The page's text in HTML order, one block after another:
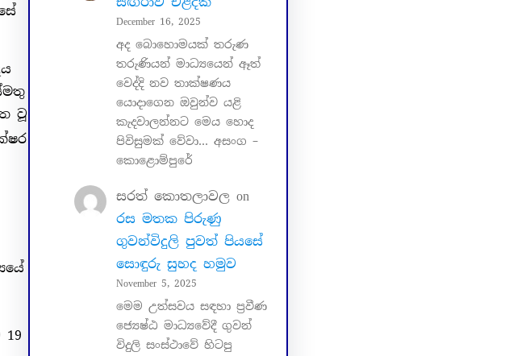
වූ
December 16, 2025
අද බොහොමයක් තරුණ
තරුණියන් මාධ්‍යයෙන් ඈත්
වෙද්දි නව තාක්ෂණය
යොදාගෙන ඔවුන්ව යළි
කැදවාලන්නට මෙය හොද
පිවිසුමක් වේවා… අසංග –
කොළොම්පුරේ
සරත් කොතලාවලon
රස මතක පිරුණු
ගුවන්විදුලි පුවත් පියසේ
සොඳුරු සුහද හමුව
November 5, 2025
මෙම උත්සවය සඳහා ප්‍රවීණ
ජ්‍යෙෂ්ඨ මාධ්‍යවේදී ගුවන්
විදුලි සංස්ථාවේ හිටපු